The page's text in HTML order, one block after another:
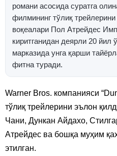
романи асосида суратга
филмининг тўлиқ
воқеалари Пол Атрейдес
киритганидан деярли 20 йил
марказида унга қарши
фитна туради.
Warner Bros. компанияси
тўлиқ трейлерини эълон
Чани, Дункан Айдахо,
Атрейдес ва бошқа муҳим
этилган.